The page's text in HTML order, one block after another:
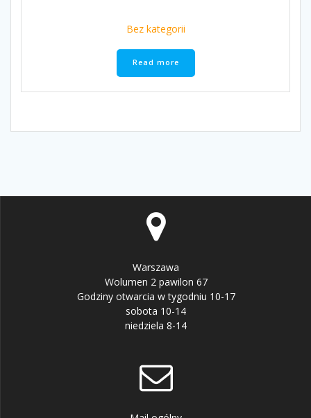
Bez kategorii
Read more
Warszawa
Wolumen 2 pawilon 67
Godziny otwarcia w tygodniu 10-17
sobota 10-14
niedziela 8-14